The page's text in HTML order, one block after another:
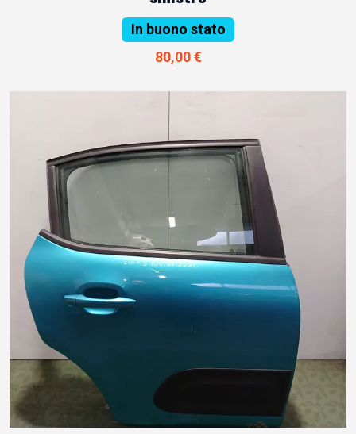
In buono stato
80,00 €